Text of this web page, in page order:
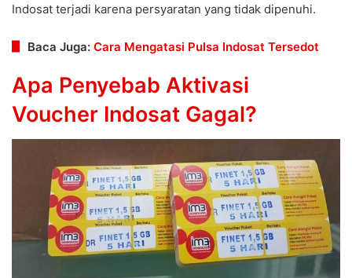
Indosat terjadi karena persyaratan yang tidak dipenuhi.
Baca Juga: Cara Mengatasi Pulsa Indosat Tersedot
Apa Penyebab Aktivasi
Voucher Indosat Gagal?